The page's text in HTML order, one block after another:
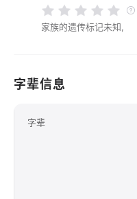
家族的遗传标记未知,
字辈信息
字辈